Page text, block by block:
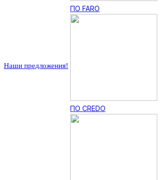
Наши предложения!
ПО FARO
ПО CREDO